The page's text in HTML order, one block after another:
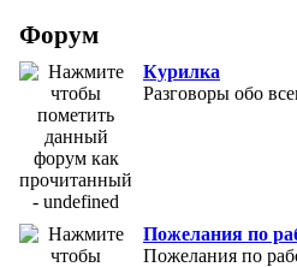
Форум
Курилка
Разговоры обо
Пожелания по
Пожелания по